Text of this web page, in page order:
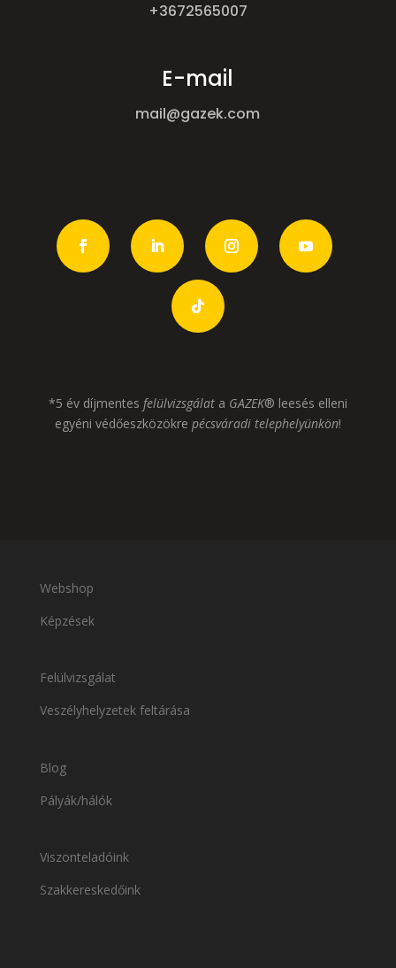
+3672565007
E-mail
mail@gazek.com
*5 év díjmentes felülvizsgálata GAZEK® leesés elleni
egyéni védőeszközökre pécsváradi telephelyünkön!
Webshop
Képzések
Felülvizsgálat
Veszélyhelyzetek feltárása
Blog
Pályák/hálók
Viszonteladóink
Szakkereskedőink